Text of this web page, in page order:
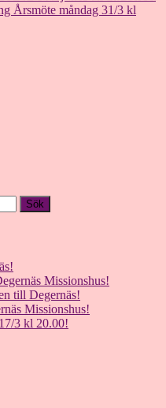
Årsmöte måndag 31/3 kl
Missionshus!
till Degernäs!
Missionshus!
3 kl 20.00!